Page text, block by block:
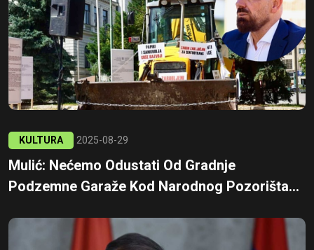
KULTURA 2025-08-29
Mulić: Nećemo Odustati Od Gradnje
Podzemne Garaže Kod Narodnog Pozorišta...